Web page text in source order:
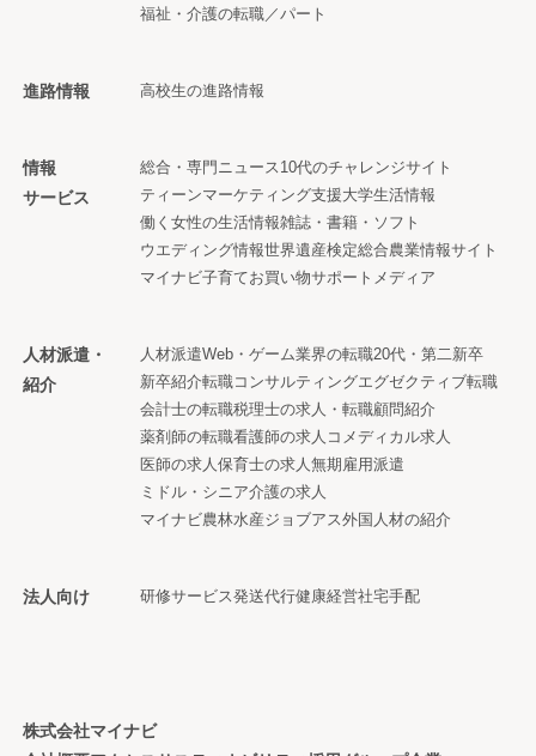
福祉・介護の転職／パート
進路情報 高校生の進路情報
情報
サービス
総合・専門ニュース 10代のチャレンジサイト
ティーンマーケティング支援大学生活情報
働く女性の生活情報雑誌・書籍・ソフト
ウエディング情報世界遺産検定総合農業情報サイト
マイナビ子育てお買い物サポートメディア
人材派遣・
紹介
人材派遣Web・ゲーム業界の転職20代・第二新卒
新卒紹介転職コンサルティングエグゼクティブ転職
会計士の転職税理士の求人・転職顧問紹介
薬剤師の転職看護師の求人 コメディカル求人
医師の求人 保育士の求人 無期雇用派遣
ミドル・シニア介護の求人
マイナビ農林水産ジョブアス外国人材の紹介
法人向け 研修サービス発送代行健康経営社宅手配
株式会社マイナビ